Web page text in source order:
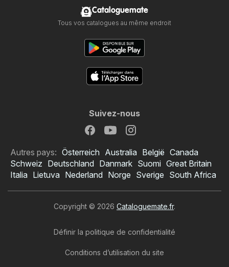
Cataloguemate
Tous vos catalogues au même endroit
Suivez-nous
Autres pays: Österreich Australia België Canada
Schweiz Deutschland Danmark Suomi Great Britain
Italia Lietuva Nederland Norge Sverige South Africa
Copyright © 2026 Cataloguemate.fr.
Définir la politique de confidentialité
Conditions d’utilisation du site